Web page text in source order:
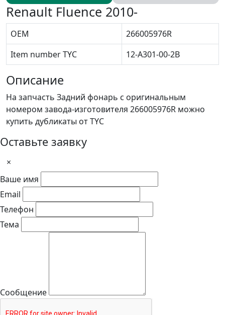
Renault Fluence 2010-
OEM
266005976R
Item number TYC
12-A301-00-2B
Описание
На запчасть Задний фонарь с оригинальным
номером завода-изготовителя 266005976R можно
купить дубликаты от TYC
Оставьте заявку
×
Ваше имя
Email
Телефон
Тема
Сообщение